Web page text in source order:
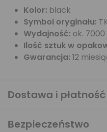
Kolor: black
Symbol oryginału:
Wydajność: ok.
Ilość sztuk w
Gwarancja: 12
Dostawa i płatność
Bezpieczeństwo